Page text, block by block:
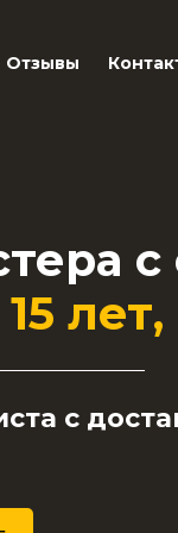
Отзывы
лет,
с